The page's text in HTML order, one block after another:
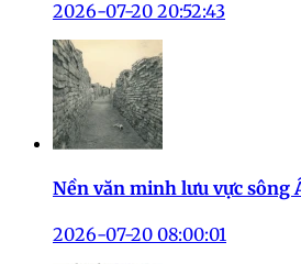
2026-07-20 20:52:43
Nền văn minh lưu vực sông
2026-07-20 08:00:01